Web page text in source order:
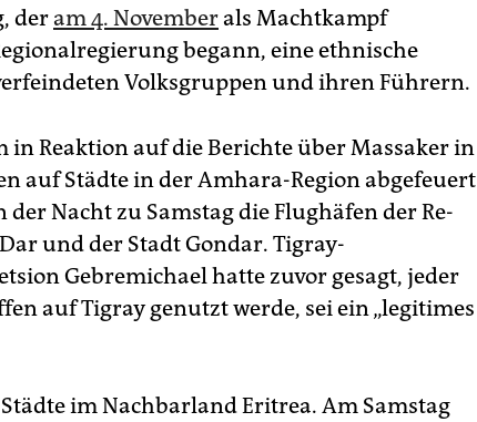
der am 4. Novemberals Machtkampf
begann, eine ethnische
Volksgruppen und ihren Führern.
Reaktion auf die Berichte über Massaker in
auf Städte in der Amhara-Region abgefeuert
Nacht zu Samstag die Flughäfen der Re­
und der Stadt Gondar. Tigray-
Gebremichael hatte zuvor gesagt, jeder
auf Tigray genutzt werde, sei ein „legitimes
im Nachbarland Eritrea. Am Samstag